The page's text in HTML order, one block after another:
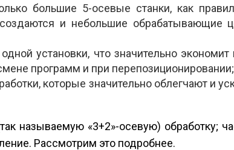
большие 5-осевые станки, как
и небольшие обрабатывающие
установки, что значительно экономит
программ и при перепозиционировании;
которые значительно облегчают и
называемую «3+2»-осевую) обработку;
Рассмотрим это подробнее.